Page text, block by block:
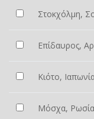
Στοκχόλμη,
Επίδαυρος,
Κιότο,
Μόσχα, Ρωσία